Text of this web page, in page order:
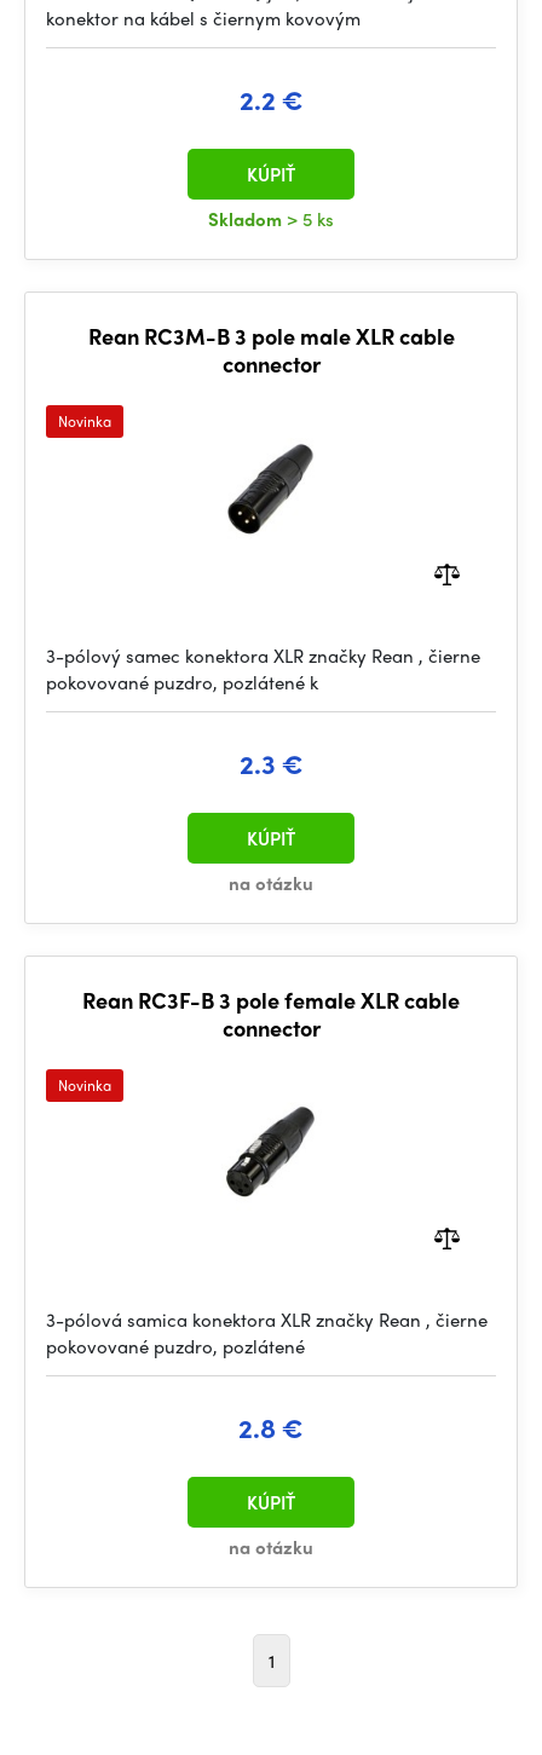
konektor na kábel s čiernym kovovým
2.2 €
Skladom > 5 ks
KÚPIŤ
Rean RC3M-B 3 pole male XLR cable
connector
Novinka
3-pólový samec konektora XLR značky Rean , čierne
pokovované puzdro, pozlátené k
2.3 €
na otázku
KÚPIŤ
Rean RC3F-B 3 pole female XLR cable
connector
Novinka
3-pólová samica konektora XLR značky Rean , čierne
pokovované puzdro, pozlátené
2.8 €
na otázku
KÚPIŤ
1